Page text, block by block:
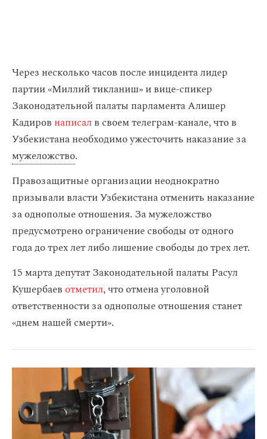
Через несколько часов после инцидента лидер
партии «Миллий тикланиш» и вице-спикер
Законодательной палаты парламента Алишер
Кадиров написал в своем телеграм-канале, что в
Узбекистана необходимо ужесточить наказание за
мужеложство.
Правозащитные организации неоднократно
призывали власти Узбекистана отменить наказание
за однополые отношения. За мужеложство
предусмотрено ограничение свободы от одного
года до трех лет либо лишение свободы до трех лет.
15 марта депутат Законодательной палаты Расул
Кушербаев отметил, что отмена уголовной
ответственности за однополые отношения станет
«днем нашей смерти».